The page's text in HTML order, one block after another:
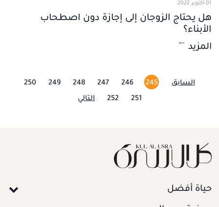
01 أكتوبر 2022
هل يحتاج الزوجان إلى إجازة دون اصطحاب
الأبناء؟
المزيد
السابق 245
246
247
248
249
250
251
252 التالي
حياة أفضل